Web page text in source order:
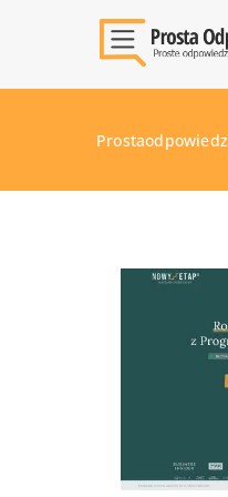
Prostaodpowiedz